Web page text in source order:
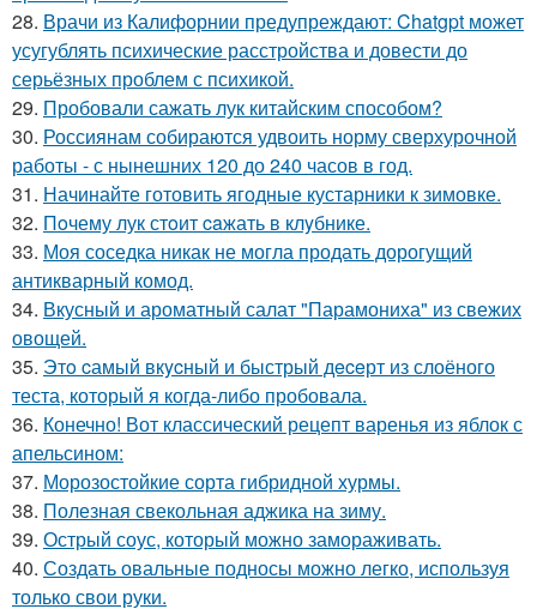
28. Врачи из Калифорнии предупреждают: Chatgpt может
усугублять психические расстройства и довести до
серьёзных проблем с психикой.
29. Пробовали сажать лук китайским способом?
30. Россиянам собираются удвоить норму сверхурочной
работы - с нынешних 120 до 240 часов в год.
31. Начинайте готовить ягодные кустарники к зимовке.
32. Пoчему лук стoит caжать в клyбнике.
33. Моя соседка никак не могла продать дорогущий
антикварный комод.
34. Вкусный и ароматный салат "Парамониха" из свежих
овощей.
35. Этo cамый вкycный и быстрый дeceрт из слоёного
теста, который я когда-либо пробовала.
36. Конечно! Вот классический рецепт варенья из яблок с
апельсином:
37. Морозостойкие сорта гибридной хурмы.
38. Полезная свекольная аджика на зиму.
39. Острый соус, который можно замораживать.
40. Создать овальные подносы можно легко, используя
только свои руки.